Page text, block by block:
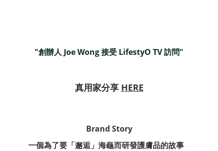
"創辦人 Joe Wong 接受 LifestyO TV 訪問"
真用家分享 HERE
Brand Story
一個為了要「邂逅」海龜而研發護膚品的故事